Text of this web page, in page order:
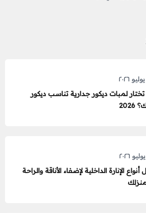
لمبات ديكور جدارية تناسب ديكور
الإنارة الداخلية لإضفاء الأناقة والراحة